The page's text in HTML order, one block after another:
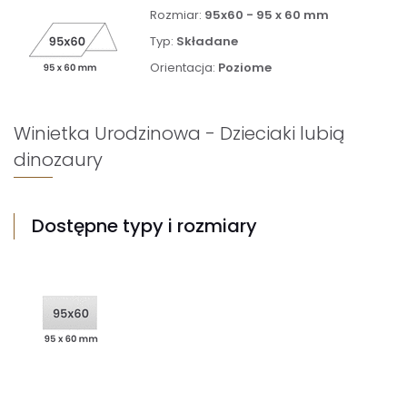
Rozmiar: 95x60 - 95 x 60 mm
Typ: Składane
Orientacja: Poziome
Winietka Urodzinowa - Dzieciaki lubią
dinozaury
Dostępne typy i rozmiary